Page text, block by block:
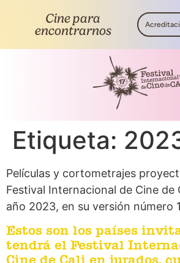
Cine para
encontrarnos
Etiqueta:
Películas y cortometrajes
Festival Internacional de Cine de
año 2023, en su versión número
Estos son los países
tendrá el Festival
Cine de Cali en jurados,